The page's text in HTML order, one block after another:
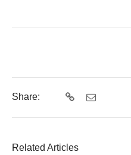
Share:
Related Articles